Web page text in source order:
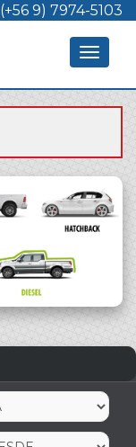
(+56 9) 7974-5103
Toggle